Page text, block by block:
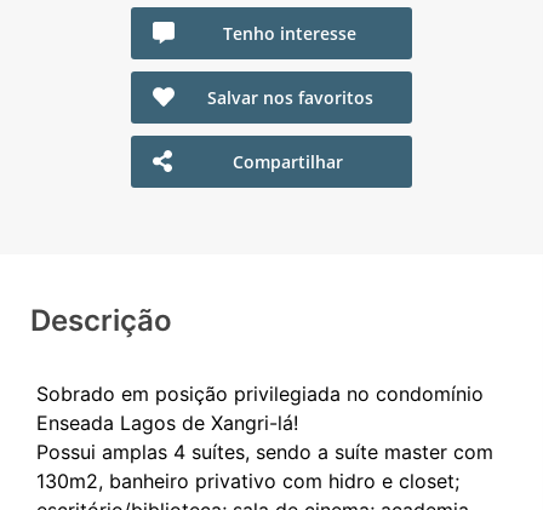
Tenho interesse
Salvar nos favoritos
Compartilhar
Descrição
Sobrado em posição privilegiada no condomínio
Enseada Lagos de Xangri-lá!
Possui amplas 4 suítes, sendo a suíte master com
130m2, banheiro privativo com hidro e closet;